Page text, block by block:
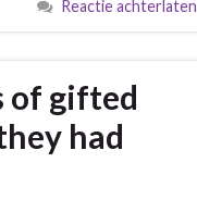
Reactie achterlaten
of gifted
had